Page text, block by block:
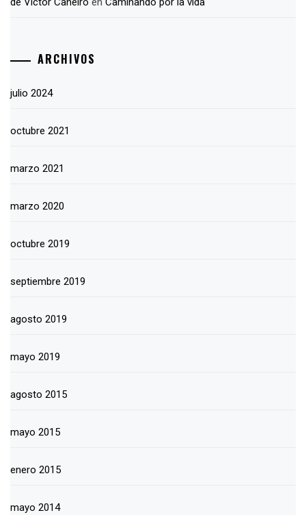
ARCHIVOS
julio 2024
octubre 2021
marzo 2021
marzo 2020
octubre 2019
septiembre 2019
agosto 2019
mayo 2019
agosto 2015
mayo 2015
enero 2015
mayo 2014